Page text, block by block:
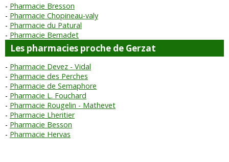
Pharmacie Bresson
Pharmacie Chopineau-valy
Pharmacie du Patural
Pharmacie Bernadet
Les pharmacies proche de Gerzat
Pharmacie Devez - Vidal
Pharmacie des Perches
Pharmacie de Semaphore
Pharmacie L. Fouchard
Pharmacie Rougelin - Mathevet
Pharmacie Lheritier
Pharmacie Besson
Pharmacie Hervas